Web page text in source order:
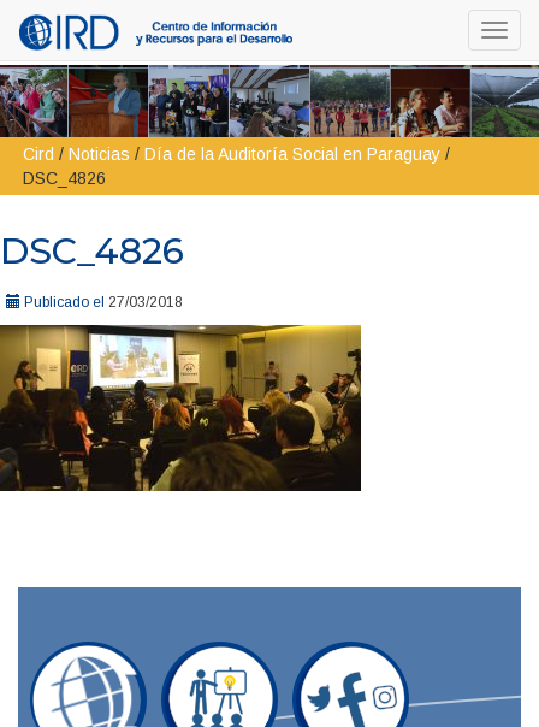
Cird / Noticias / Día de la Auditoría Social en Paraguay /
DSC_4826
DSC_4826
Publicado el 27/03/2018